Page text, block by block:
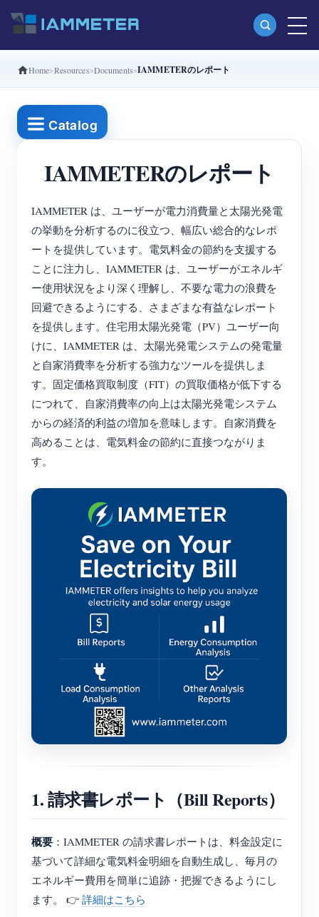
製品
単相Wi-Fiエネルギーメーター（WEM3080）
分相Wi-Fiエネルギーメーター（WEM2067）
三相Wi-Fiエネルギーメーター（WEM3080T）
三相Wi-Fiエネルギーメーター（WEM3050T）
WiFi電力コントローラー
IAMMETER Cloud Pro
セルフホスティングサービス
EV充電器
IAMMETER シミュレーター
仮想メーター
エネルギー予測・シミュレーションシステム
アプリケーション
電力使用量モニター
PVヒーター制御システム
ホームオートメーション
工場エネルギー監視
製品クイックスタート
ドキュメント
チュートリアル動画
FAQ
ニュース
ブログ
コミュニティ
コントリビュータープログラム
コントリビューターセンター
IAMMETER 活動
フォーラム
App Store
サイトを探す
PVランキング
ソリューション
お問い合わせ
会社情報
Home Resources Documents IAMMETERのレポート
Catalog
IAMMETERのレポート
IAMMETER は、ユーザーが電力消費量と太陽光発電
の挙動を分析するのに役立つ、幅広い総合的なレポ
ートを提供しています。電気料金の節約を支援する
ことに注力し、IAMMETER は、ユーザーがエネルギ
ー使用状況をより深く理解し、不要な電力の浪費を
回避できるようにする、さまざまな有益なレポート
を提供します。住宅用太陽光発電（PV）ユーザー向
けに、IAMMETER は、太陽光発電システムの発電量
と自家消費率を分析する強力なツールを提供しま
す。固定価格買取制度（FIT）の買取価格が低下する
につれて、自家消費率の向上は太陽光発電システム
からの経済的利益の増加を意味します。自家消費を
高めることは、電気料金の節約に直接つながりま
す。
1. 請求書レポート（Bill Reports）
概要 ：IAMMETER の請求書レポートは、料金設定に
基づいて詳細な電気料金明細を自動生成し、毎月の
エネルギー費用を簡単に追跡・把握できるようにし
ます。 👉 詳細はこちら